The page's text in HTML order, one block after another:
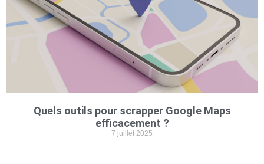
Quels outils pour scrapper Google Maps
efficacement ?
7 juillet 2025